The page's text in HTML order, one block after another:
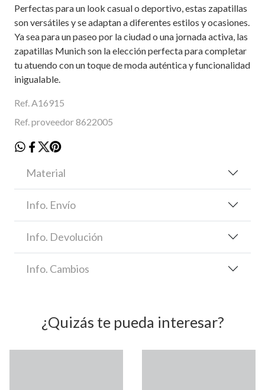
Perfectas para un look casual o deportivo, estas zapatillas
son versátiles y se adaptan a diferentes estilos y ocasiones.
Ya sea para un paseo por la ciudad o una jornada activa, las
zapatillas Munich son la elección perfecta para completar
tu atuendo con un toque de moda auténtica y funcionalidad
inigualable.
Ref. A16915
Ref. proveedor 8622005
Material
Info. Envío
Info. Devolución
Info. Cambios
¿Quizás te pueda interesar?